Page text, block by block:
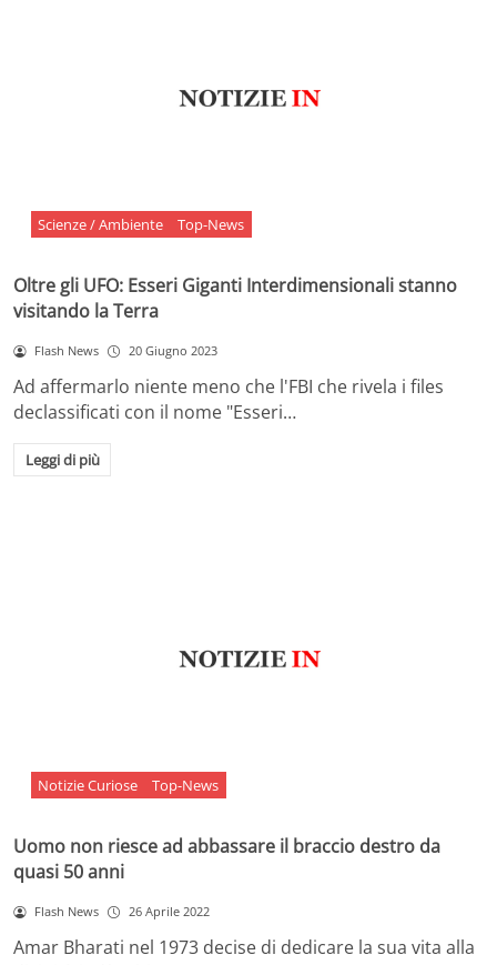
Scienze / Ambiente Top-News
Oltre gli UFO: Esseri Giganti Interdimensionali stanno
visitando la Terra
Flash News 20 Giugno 2023
Ad affermarlo niente meno che l'FBI che rivela i files
declassificati con il nome "Esseri…
Leggi di più
Notizie Curiose Top-News
Uomo non riesce ad abbassare il braccio destro da
quasi 50 anni
Flash News 26 Aprile 2022
Amar Bharati nel 1973 decise di dedicare la sua vita alla